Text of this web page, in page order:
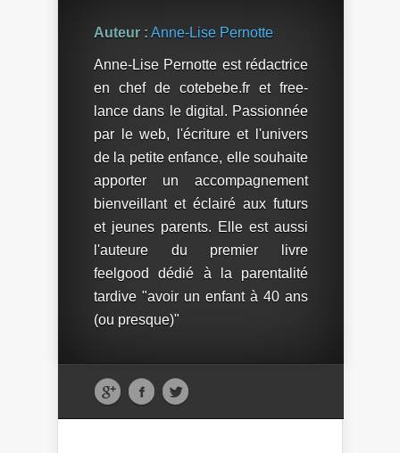
Auteur : Anne-Lise Pernotte
Anne-Lise Pernotte est rédactrice
en chef de cotebebe.fr et free-
lance dans le digital. Passionnée
par le web, l'écriture et l'univers
de la petite enfance, elle souhaite
apporter un accompagnement
bienveillant et éclairé aux futurs
et jeunes parents. Elle est aussi
l'auteure du premier livre
feelgood dédié à la parentalité
tardive "avoir un enfant à 40 ans
(ou presque)"